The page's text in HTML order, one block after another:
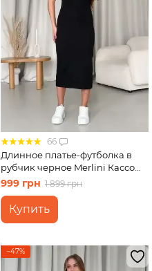
66
Длинное платье-футболка в
рубчик черное Merlini Кассо
700000121 размер 42-44 (S-M)
999 грн 1 899 грн
Купить
−47%